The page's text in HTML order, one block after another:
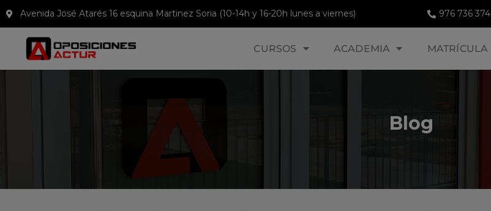
Avenida José Atarés 16 esquina Martinez Soria (10-14h y 16-20h lunes a viernes) 976 736 374
CURSOS ACADEMIA MATRÍCULA
Blog